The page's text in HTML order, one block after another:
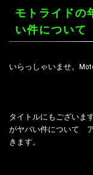
モトライドの
い件につい
いらっしゃいませ。
タイトルにもございま
がヤバい件について
きます。